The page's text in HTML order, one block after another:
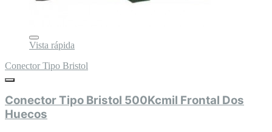
Vista rápida
Conector Tipo Bristol
Conector Tipo Bristol 500Kcmil Frontal Dos
Huecos